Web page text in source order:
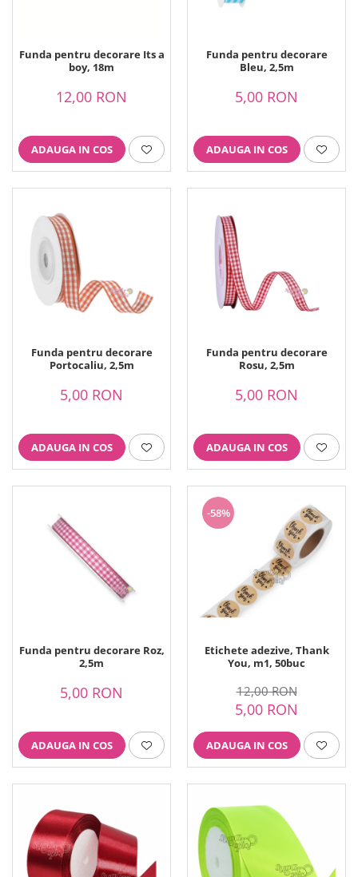
Cupcakes
Cakepops - Acadele
Praline - Bomboane
Eclair - Macarons
Pungi celofan
Candybar - Catering
Alte ambalaje
DECORARE
Pasta de zahar - Icing
Decoratiuni din zahar
Printuri Comestibile
Flori Comestibile
Role pentru colorat
Postere gigant
Puzzele mecanic
Paie colorate
Funda pentru decorare Its a
boy, 18m
12,00 RON
ADAUGA IN COS
Funda pentru decorare
Bleu, 2,5m
5,00 RON
ADAUGA IN COS
Funda pentru decorare
Portocaliu, 2,5m
5,00 RON
ADAUGA IN COS
Funda pentru decorare
Rosu, 2,5m
5,00 RON
ADAUGA IN COS
Funda pentru decorare Roz,
2,5m
5,00 RON
ADAUGA IN COS
-58%
Etichete adezive, Thank
You, m1, 50buc
12,00 RON
5,00 RON
ADAUGA IN COS